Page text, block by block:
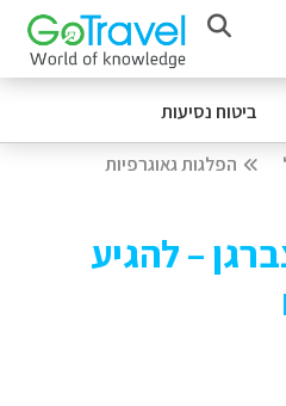
ביטוח נסיעות
הפלגות גאוגרפיות
– להגיע